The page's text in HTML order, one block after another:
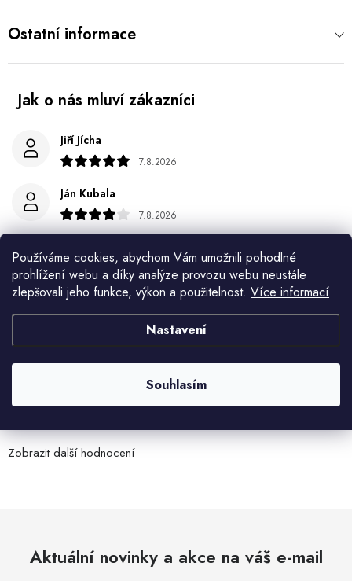
Používáme cookies, abychom Vám umožnili pohodlné
prohlížení webu a díky analýze provozu webu neustále
zlepšovali jeho funkce, výkon a použitelnost. Více informací
Nastavení
Souhlasím
Ostatní informace
Jiří Jícha
7.8.2026
Ján Kubala
7.8.2026
anglicky .
Gabriela Březinová Vágnerová
5.8.2026
HELENA MINAŘÍKOVÁ
Zobrazit další hodnocení
Aktuální novinky a akce na váš e-mail